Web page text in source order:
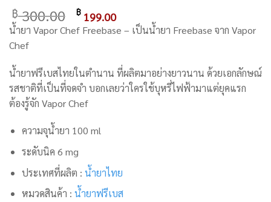
฿300.00 Original
price
฿199.00Current
price
น้ำยา Vapor Chef Freebase – เป็นน้ำยา Freebase จาก Vapor
Chef
น้ำยาฟรีเบสไทยในตำนาน ที่ผลิตมาอย่างยาวนาน ด้วยเอกลักษณ์
รสชาติที่เป็นที่จดจำ บอกเลยว่าใครใช้บุหรี่ไฟฟ้ามาแต่ยุคแรก
ต้องรู้จัก Vapor Chef
ความจุน้ำยา 100 ml
ระดับนิค 6 mg
ประเทศที่ผลิต : น้ำยาไทย
หมวดสินค้า : น้ำยาฟรีเบส